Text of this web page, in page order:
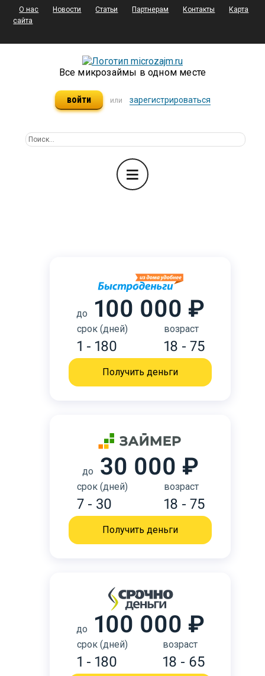
О нас Новости Статьи Партнерам Контакты
Карта
сайта
Все микрозаймы в одном месте
войти или зарегистрироваться
до 100 000 ₽
срок (дней)
1 - 180
возраст
18 - 75
Получить деньги
до 30 000 ₽
срок (дней)
7 - 30
возраст
18 - 75
Получить деньги
до 100 000 ₽
срок (дней)
1 - 180
возраст
18 - 65